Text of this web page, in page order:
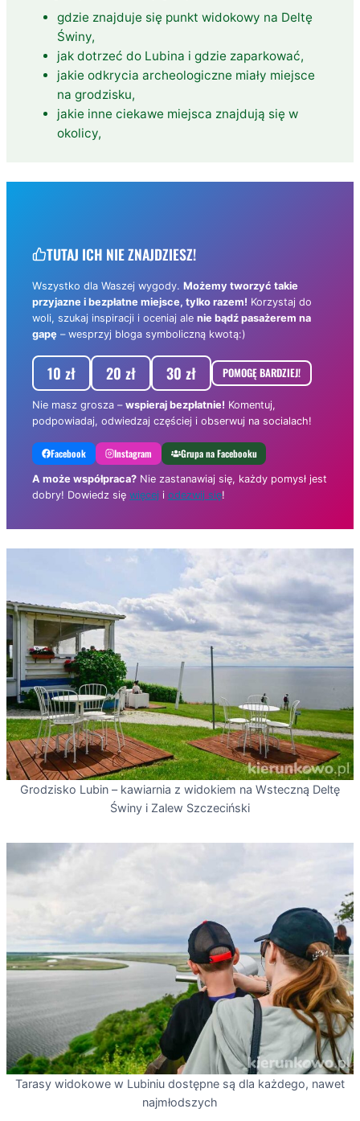
gdzie znajduje się punkt widokowy na Deltę
Świny,
jak dotrzeć do Lubina i gdzie zaparkować,
jakie odkrycia archeologiczne miały miejsce
na grodzisku,
jakie inne ciekawe miejsca znajdują się w
okolicy,
TUTAJ ICH NIE ZNAJDZIESZ!
Wszystko dla Waszej wygody. Możemy tworzyć takie
przyjazne i bezpłatne miejsce, tylko razem! Korzystaj do
woli, szukaj inspiracji i oceniaj ale nie bądź pasażerem na
gapę – wesprzyj bloga symboliczną kwotą:)
10 zł 20 zł 30 zł POMOGĘ BARDZIEJ!
Nie masz grosza – wspieraj bezpłatnie! Komentuj,
podpowiadaj, odwiedzaj częściej i obserwuj na socialach!
Facebook Instagram Grupa na Facebooku
A może współpraca? Nie zastanawiaj się, każdy pomysł jest
dobry! Dowiedz się więcej i odezwij się!
Grodzisko Lubin – kawiarnia z widokiem na Wsteczną Deltę
Świny i Zalew Szczeciński
Tarasy widokowe w Lubiniu dostępne są dla każdego, nawet
najmłodszych